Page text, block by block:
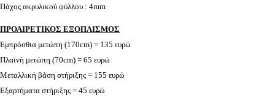
Πάχος ακρυλικού φύλλου : 4mm
ΠΡΟΑΙΡΕΤΙΚΟΣ ΕΞΟΠΛΙΣΜΟΣ
Εμπρόσθια μετώπη (170cm) = 135 ευρώ
Πλαϊνή μετώπη (70cm) = 65 ευρώ
Μεταλλική βάση στήριξης = 155 ευρώ
Εξαρτήματα στήριξης = 45 ευρώ